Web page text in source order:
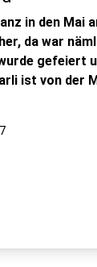
in den Mai
da war
gefeiert
ist von der